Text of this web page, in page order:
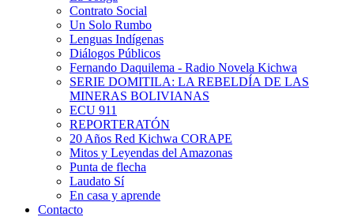
Contrato Social
Un Solo Rumbo
Lenguas Indígenas
Diálogos Públicos
Fernando Daquilema - Radio Novela Kichwa
SERIE DOMITILA: LA REBELDÍA DE LAS
MINERAS BOLIVIANAS
ECU 911
REPORTERATÓN
20 Años Red Kichwa CORAPE
Mitos y Leyendas del Amazonas
Punta de flecha
Laudato Sí
En casa y aprende
Contacto